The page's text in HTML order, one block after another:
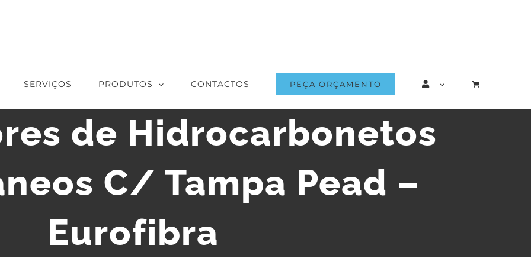
SERVIÇOS PRODUTOS CONTACTOS PEÇA ORÇAMENTO
de Hidrocarbonetos
C/ Tampa Pead –
Eurofibra